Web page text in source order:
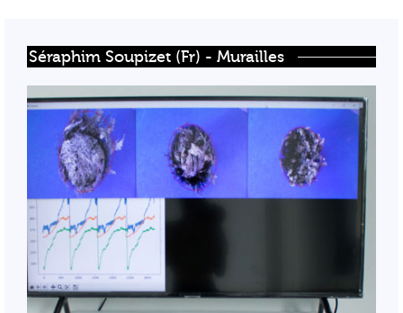
Séraphim Soupizet (Fr) - Murailles